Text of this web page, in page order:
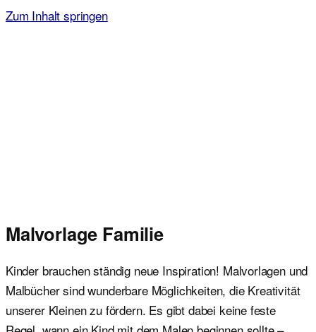
Zum Inhalt springen
Malvorlage Familie
Kinder brauchen ständig neue Inspiration! Malvorlagen und
Malbücher sind wunderbare Möglichkeiten, die Kreativität
unserer Kleinen zu fördern. Es gibt dabei keine feste